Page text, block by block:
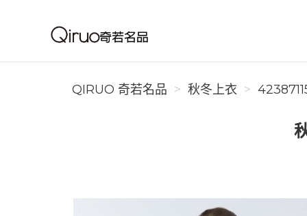
Qiruo 奇若名品
QIRUO 奇若名品
秋冬上衣